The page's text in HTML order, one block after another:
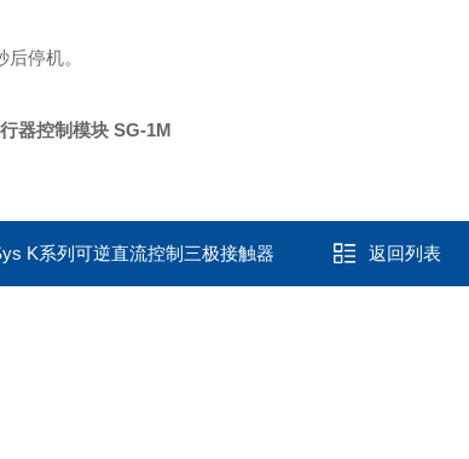
停机。
器控制模块 SG-1M
K系列可逆直流控制三极接触器 返回列表